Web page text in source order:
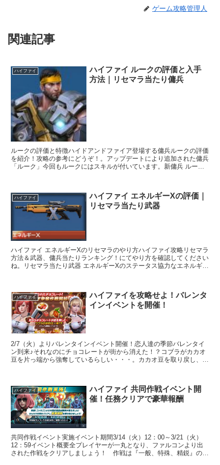
ゲーム攻略管理人
関連記事
ハイファイ
ハイファイ ルークの評価と入手
方法｜リセマラ当たり傭兵
ルークの評価と特徴ハイドアンドファイア登場する傭兵ルークの評価
を紹介！攻略の参考にどうぞ！。アップデートにより追加された傭兵
「ルーク」今回もルークにはスキルが付いています。新傭兵 ルーク
ハイファイ
ハイファイ エネルギーXの評価｜
リセマラ当たり武器
ハイファイ エネルギーXのリセマラのやり方ハイファイ攻略リセマラ
方法＆武器、傭兵当たりランキング！にてやり方を確認してください
ね。リセマラ当たり武器 エネルギーXのステータス協力なエネルギー
ハイファイ
ハイファイを攻略せよ！バレンタ
インイベントを開催！
2/7（火）よりバレンタインイベント開催！恋人達の季節バレンタイ
ン到来♪それなのにチョコレートが街から消えた！？コブラがカカオ
豆を片っ端から強奪しているらしい・・・。カカオ豆を取り戻し、バ
ハイファイ
ハイファイ 共同作戦イベント開
催！任務クリアで豪華報酬
共同作戦イベント実施イベント期間3/14（火）12：00～3/21（火）
12：59イベント概要全プレイヤーが一丸となり、ファルコンより出
された作戦をクリアしましょう！ 作戦は『一般、特殊、精鋭』の3